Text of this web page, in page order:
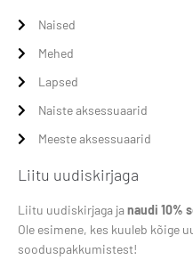
Naised
Mehed
Lapsed
Naiste aksessuaarid
Meeste aksessuaarid
Liitu uudiskirjaga
Liitu uudiskirjaga janaudi 10%
Ole esimene, kes kuuleb kõige
sooduspakkumistest!